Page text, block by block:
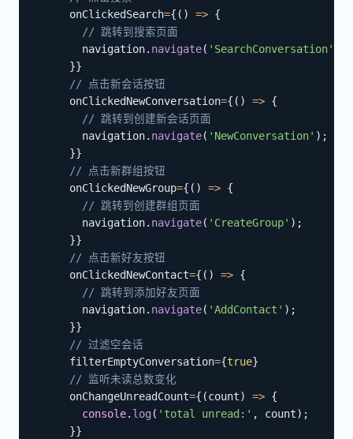
      onClickedSearch
={ ( ) => {
// 跳转到搜索页面
        navigation
. navigate( 'SearchConversation'
}}
// 点击新会话按钮
      onClickedNewConversation
={ ( ) => {
// 跳转到创建新会话页面
        navigation
. navigate( 'NewConversation' ) ;
}}
// 点击新群组按钮
      onClickedNewGroup
={ ( ) => {
// 跳转到创建群组页面
        navigation
. navigate( 'CreateGroup' ) ;
}}
// 点击新好友按钮
      onClickedNewContact
={ ( ) => {
// 跳转到添加好友页面
        navigation
. navigate( 'AddContact' ) ;
}}
// 过滤空会话
      filterEmptyConversation
={true}
// 监听未读总数变化
      onChangeUnreadCount
={ (count) => {
console. log( 'total unread:' , count) ;
}}